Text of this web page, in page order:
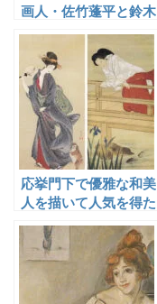
画人・佐竹蓬平と鈴木
応挙門下で優雅な和美
人を描いて人気を得た